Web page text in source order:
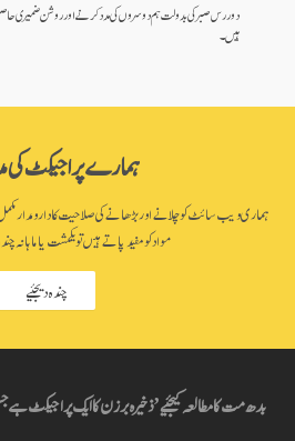
دور رس صبر کی بدولت ہم دوسروں کی مدد کرنے اور روشن ضمیری
ہیں۔
ہمارے پراجیکٹ کی
ہماری ویب سائٹ کو چلانے اور بڑھانے کی صلاحیت کا دارومدار
مواد کو مفید پاتے ہیں تو یکمشت یا ماہانہ
چندہ دیجئیے
بدھ مت کا مطالعہ کیجئیے’ ذخیرہ برزن کا ایک پراجیکٹ